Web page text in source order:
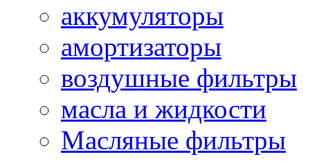
аккумуляторы
амортизаторы
воздушные фильтры
масла и жидкости
Масляные фильтры